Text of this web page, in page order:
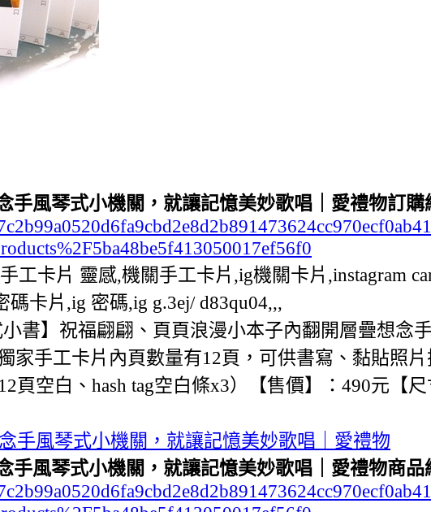
手風琴式小機關，就讓記憶美妙歌唱｜愛禮物訂購
工卡片 靈感,機關手工卡片,ig機關卡片,instagram
卡片,ig 密碼,ig g.3ej/ d83qu04,,,
書】祝福翩翩、頁頁浪漫小本子內翻開層疊想念
家手工卡片內頁數量有12頁，可供書寫、黏貼照
頁空白、hash tag空白條x3）【售價】：490元【
手風琴式小機關，就讓記憶美妙歌唱｜愛禮物
手風琴式小機關，就讓記憶美妙歌唱｜愛禮物商品